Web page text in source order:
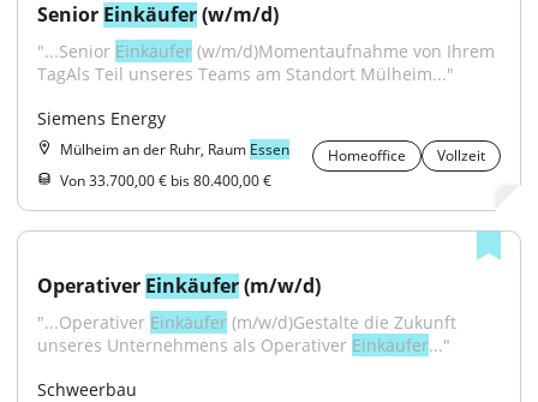
Senior Einkäufer (w/m/d)
"...Senior Einkäufer (w/m/d)Momentaufnahme von Ihrem
TagAls Teil unseres Teams am Standort Mülheim..."
Siemens Energy
Mülheim an der Ruhr, Raum Essen Homeoffice
Vollzeit
Von 33.700,00 € bis 80.400,00 €
Operativer Einkäufer (m/w/d)
"...Operativer Einkäufer (m/w/d)Gestalte die Zukunft
unseres Unternehmens als Operativer Einkäufer..."
Schweerbau